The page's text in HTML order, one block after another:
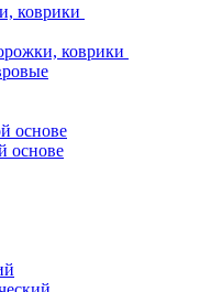
коврики
коврики
основе
основе